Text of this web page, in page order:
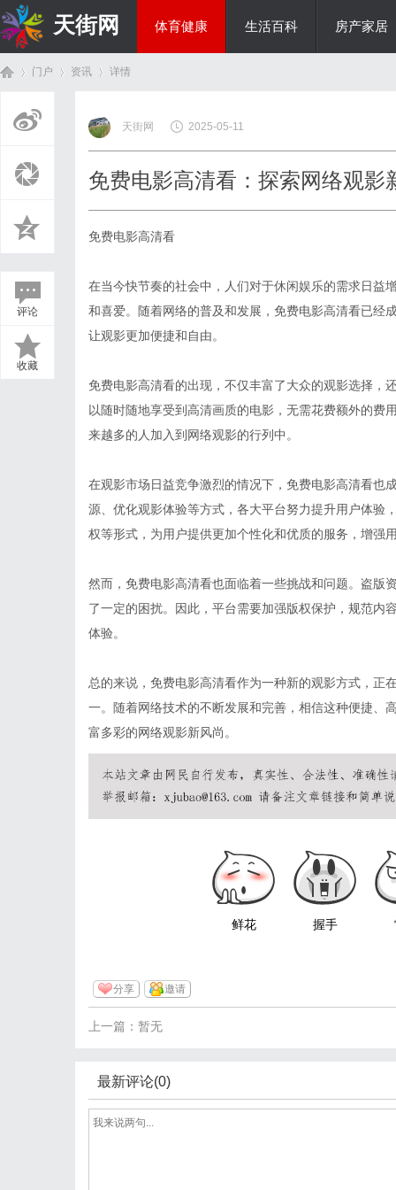
天街网 体育健康 生活百科 房产家居
门户 资讯
›
详情
评论
收藏
天街网 2025-05-11
免费电影高清看：探索网络观影
免费电影高清看
在当今快节奏的社会中，人们对于休闲娱乐的需求日益
和喜爱。随着网络的普及和发展，免费电影高清看已经
让观影更加便捷和自由。
免费电影高清看的出现，不仅丰富了大众的观影选择，
以随时随地享受到高清画质的电影，无需花费额外的费
来越多的人加入到网络观影的行列中。
在观影市场日益竞争激烈的情况下，免费电影高清看也
源、优化观影体验等方式，各大平台努力提升用户体验
权等形式，为用户提供更加个性化和优质的服务，增强
然而，免费电影高清看也面临着一些挑战和问题。盗版
了一定的困扰。因此，平台需要加强版权保护，规范内
体验。
总的来说，免费电影高清看作为一种新的观影方式，正
一。随着网络技术的不断发展和完善，相信这种便捷、
富多彩的网络观影新风尚。
鲜花 握手
分享 邀请
上一篇：暂无
最新评论(0)